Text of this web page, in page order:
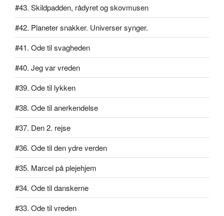
#43. Skildpadden, rådyret og skovmusen
#42. Planeter snakker. Universer synger.
#41. Ode til svagheden
#40. Jeg var vreden
#39. Ode til lykken
#38. Ode til anerkendelse
#37. Den 2. rejse
#36. Ode til den ydre verden
#35. Marcel på plejehjem
#34. Ode til danskerne
#33. Ode til vreden